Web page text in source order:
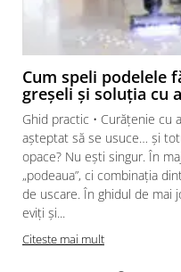
Cum speli podelele
greșeli și soluția cu
Ghid practic • Curățenie cu
așteptat să se usuce… și
opace? Nu ești singur. În
„podeaua”, ci combinația
de uscare. În ghidul de mai
eviți și...
Citeste mai mult